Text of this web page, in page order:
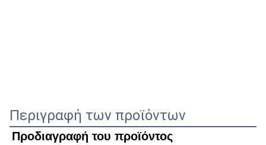
Περιγραφή των προϊόντων
Προδιαγραφή του προϊόντος